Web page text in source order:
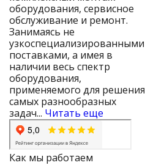
оборудования, сервисное
обслуживание и ремонт.
Занимаясь не
узкоспециализированными
поставками, а имея в
наличии весь спектр
оборудования,
применяемого для решения
самых разнообразных
задач... Читать еще
Как мы работаем